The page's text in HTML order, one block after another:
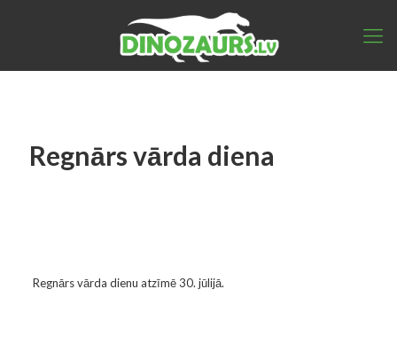
Regnārs vārda diena
Regnārs vārda dienu atzīmē 30. jūlijā.